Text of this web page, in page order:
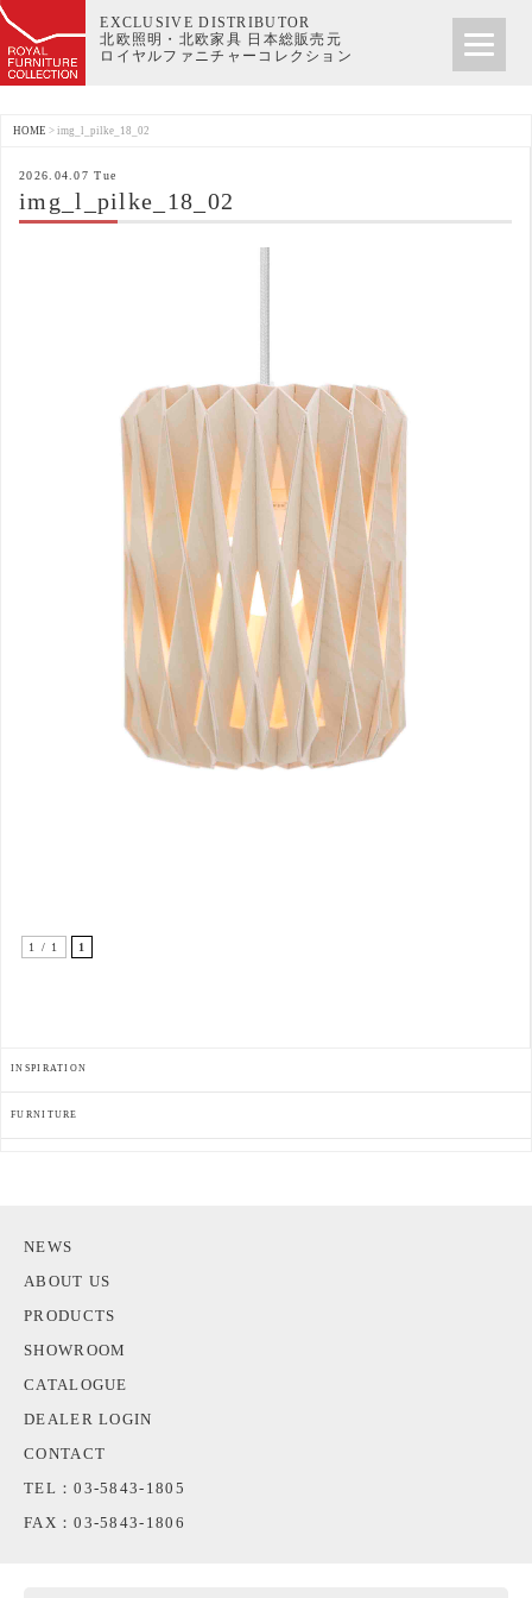
EXCLUSIVE DISTRIBUTOR
北欧照明・北欧家具 日本総販売元
ロイヤルファニチャーコレクション
HOME > img_l_pilke_18_02
2026.04.07 Tue
img_l_pilke_18_02
1 / 1 1
INSPIRATION
FURNITURE
NEWS
ABOUT US
PRODUCTS
SHOWROOM
CATALOGUE
DEALER LOGIN
CONTACT
TEL：03-5843-1805
FAX：03-5843-1806